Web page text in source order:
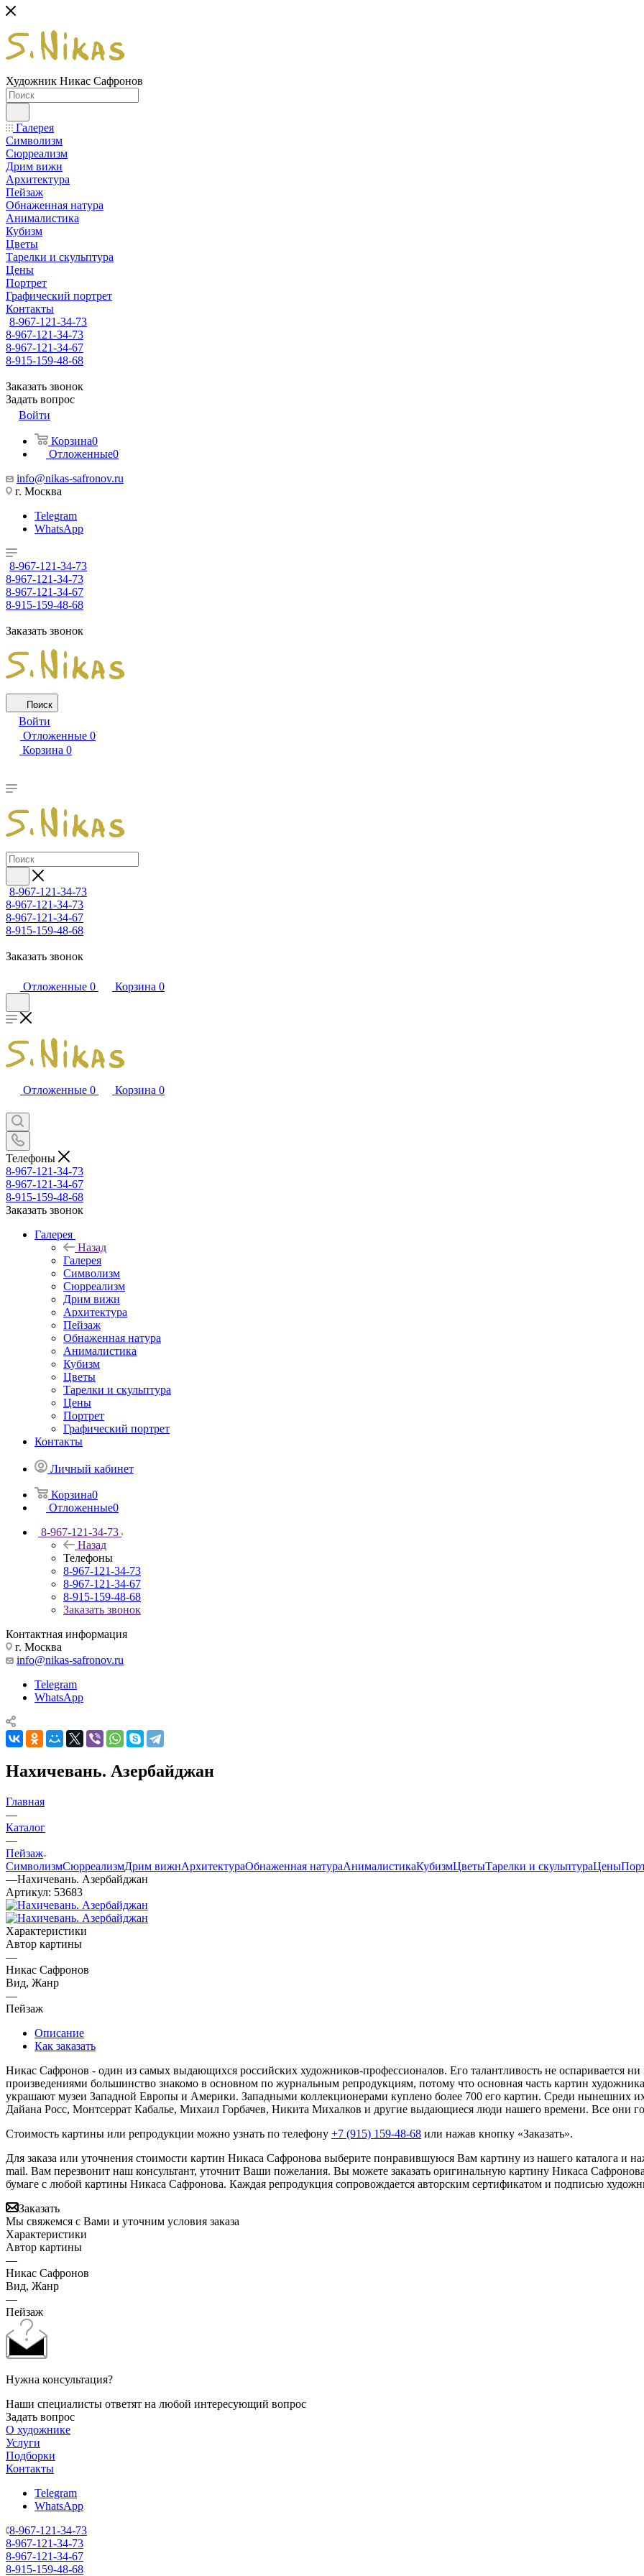
Художник Никас Сафронов
Галерея
Символизм
Сюрреализм
Дрим вижн
Архитектура
Пейзаж
Обнаженная натура
Анималистика
Кубизм
Цветы
Тарелки и скульптура
Цены
Портрет
Графический портрет
Контакты
8-967-121-34-73
8-967-121-34-73
8-967-121-34-67
8-915-159-48-68
Заказать звонок
Задать вопрос
Войти
Корзина0
Отложенные0
info@nikas-safronov.ru
г. Москва
Telegram
WhatsApp
8-967-121-34-73
8-967-121-34-73
8-967-121-34-67
8-915-159-48-68
Заказать звонок
Поиск
Войти
Отложенные 0
Корзина 0
8-967-121-34-73
8-967-121-34-73
8-967-121-34-67
8-915-159-48-68
Заказать звонок
Отложенные 0 Корзина 0
Отложенные 0 Корзина 0
Телефоны
8-967-121-34-73
8-967-121-34-67
8-915-159-48-68
Заказать звонок
Галерея
Назад
Галерея
Символизм
Сюрреализм
Дрим вижн
Архитектура
Пейзаж
Обнаженная натура
Анималистика
Кубизм
Цветы
Тарелки и скульптура
Цены
Портрет
Графический портрет
Контакты
Личный кабинет
Корзина0
Отложенные0
8-967-121-34-73
Назад
Телефоны
8-967-121-34-73
8-967-121-34-67
8-915-159-48-68
Заказать звонок
Контактная информация
г. Москва
info@nikas-safronov.ru
Telegram
WhatsApp
Нахичевань. Азербайджан
Главная
—
Каталог
—
Пейзаж
СимволизмСюрреализмДрим вижнАрхитектураОбнаженная натураАнималистикаКубизмЦветыТарелки и скульптураЦены
—Нахичевань. Азербайджан
Артикул: 53683
Характеристики
Автор картины
—
Никас Сафронов
Вид, Жанр
—
Пейзаж
Описание
Как заказать
Никас Сафронов - один из самых выдающихся российских художников-профессионалов. Его талантливость не оспаривается
произведениями большинство знакомо в основном по журнальным репродукциям, потому что основная часть картин
украшают музеи Западной Европы и Америки. Западными коллекционерами куплено более 700 его картин. Среди нынешних
Дайана Росс, Монтсеррат Кабалье, Михаил Горбачев, Никита Михалков и другие выдающиеся люди нашего времени. Все они
Стоимость картины или репродукции можно узнать по телефону +7 (915) 159-48-68 или нажав кнопку «Заказать».
Для заказа или уточнения стоимости картин Никаса Сафронова выберите понравившуюся Вам картину из нашего каталога и
mail. Вам перезвонит наш консультант, уточнит Ваши пожелания. Вы можете заказать оригинальную картину Никаса
бумаге с любой картины Никаса Сафронова. Каждая репродукция сопровождается авторским сертификатом и подписью
Заказать
Мы свяжемся с Вами и уточним условия заказа
Характеристики
Автор картины
—
Никас Сафронов
Вид, Жанр
—
Пейзаж
Нужна консультация?
Наши специалисты ответят на любой интересующий вопрос
Задать вопрос
О художнике
Услуги
Подборки
Контакты
Telegram
WhatsApp
8-967-121-34-73
8-967-121-34-73
8-967-121-34-67
8-915-159-48-68